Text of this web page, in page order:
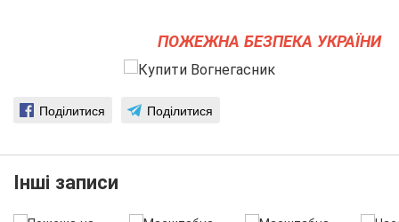
ПОЖЕЖНА БЕЗПЕКА УКРАЇНИ
Поділитися Поділитися
Інші записи